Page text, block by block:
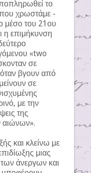
το
χρωστάμε -
μέσο του 21ου
η επιμήκυνση
«two
σε
βγουν από
σε
με την
της
αιώνων».
και κλείνω με
μιας
των άνεργων και